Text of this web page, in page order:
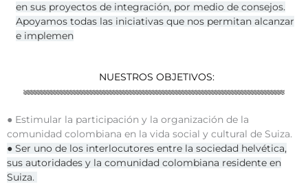
en sus proyectos de integración, por medio de consejos.
Apoyamos todas las iniciativas que nos permitan alcanzar
e implemen
NUESTROS OBJETIVOS:
● Estimular la participación y la organización de la
comunidad colombiana en la vida social y cultural de Suiza.
● Ser uno de los interlocutores entre la sociedad helvética,
sus autoridades y la comunidad colombiana residente en
Suiza.